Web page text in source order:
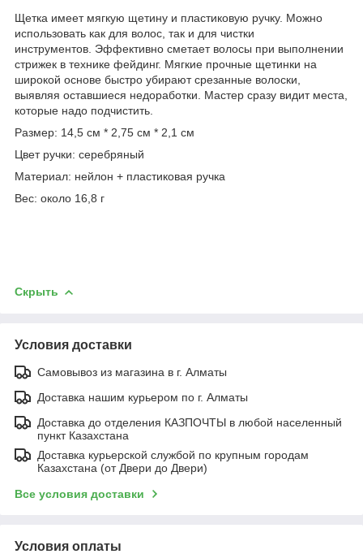
Щетка имеет мягкую щетину и пластиковую ручку. Можно
использовать как для волос, так и для чистки
инструментов. Эффективно сметает волосы при выполнении
стрижек в технике фейдинг. Мягкие прочные щетинки на
широкой основе быстро убирают срезанные волоски,
выявляя оставшиеся недоработки. Мастер сразу видит места,
которые надо подчистить.
Размер: 14,5 см * 2,75 см * 2,1 см
Цвет ручки: серебряный
Материал: нейлон + пластиковая ручка
Вес: около 16,8 г
Скрыть
Условия доставки
Самовывоз из магазина в г. Алматы
Доставка нашим курьером по г. Алматы
Доставка до отделения КАЗПОЧТЫ в любой населенный
пункт Казахстана
Доставка курьерской службой по крупным городам
Казахстана (от Двери до Двери)
Все условия доставки
Условия оплаты